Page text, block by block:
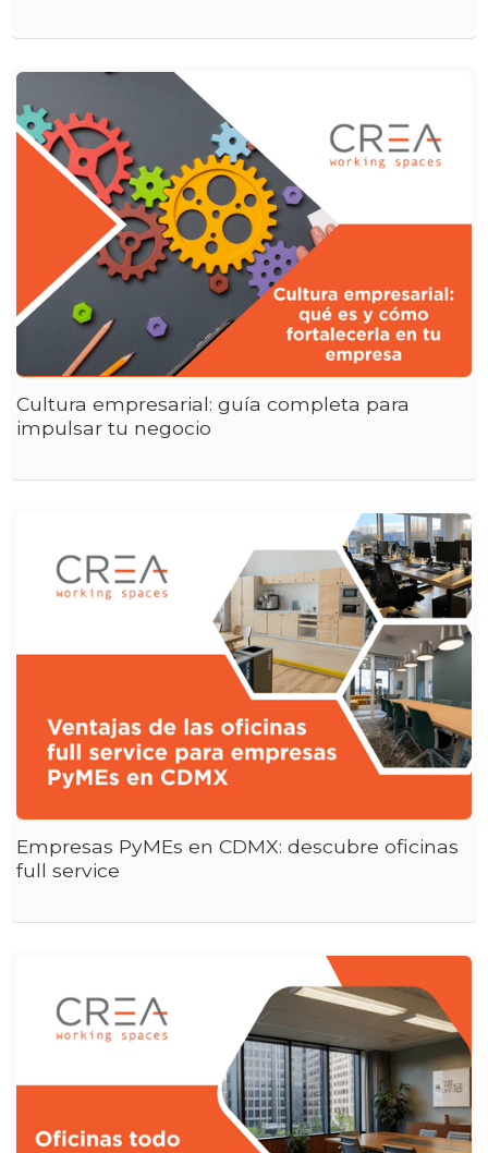
Cultura empresarial: guía completa para
impulsar tu negocio
Empresas PyMEs en CDMX: descubre oficinas
full service